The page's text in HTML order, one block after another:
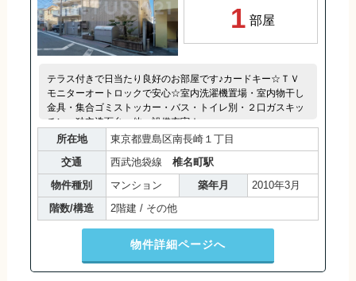
1 部屋
テラス付きで日当たり良好のお部屋です♪カードキー☆ＴＶ
モニターオートロックで安心☆室内洗濯機置場・室内物干し
金具・集合ゴミストッカー・バス・トイレ別・２口ガスキッ
チン・独立洗面台・他、設備充実☆
所在地
東京都豊島区南長崎１丁目
交通
西武池袋線 椎名町駅
物件種別
マンション 築年月
2010年3月
階数/構造
2階建 / その他
物件詳細ページへ